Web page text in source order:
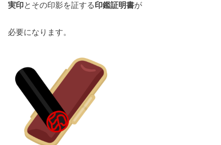
実印とその印影を証する印鑑証明書が
必要になります。